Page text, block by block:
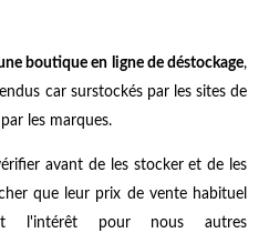
boutique en ligne dedéstockage,
car surstockés par les sites de
les marques.
avant de les stocker et de les
que leur prix de vente habituel
l'intérêt pour nous autres